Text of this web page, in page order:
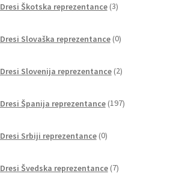
Dresi Škotska reprezentance 3izdelki
Dresi Slovaška reprezentance 0izdelkov
Dresi Slovenija reprezentance 2izdelka
Dresi Španija reprezentance 197izdelkov
Dresi Srbiji reprezentance 0izdelkov
Dresi Švedska reprezentance 7izdelkov